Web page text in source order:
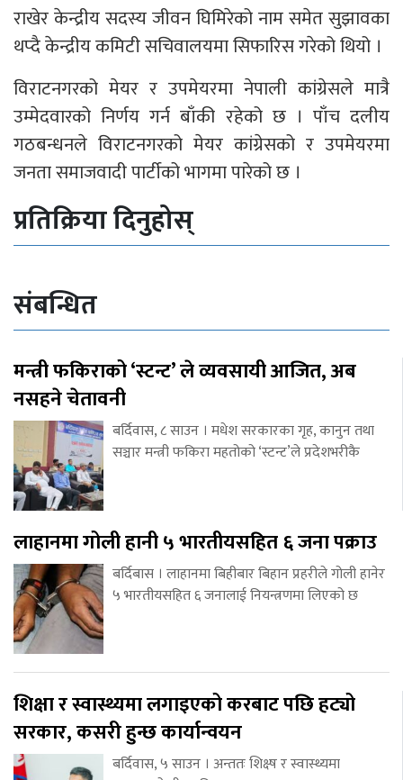
राखेर केन्द्रीय सदस्य जीवन घिमिरेको नाम समेत सुझावका
थप्दै केन्द्रीय कमिटी सचिवालयमा सिफारिस गरेको थियो ।
विराटनगरको मेयर र उपमेयरमा नेपाली कांग्रेसले मात्रै
उम्मेदवारको निर्णय गर्न बाँकी रहेको छ । पाँच दलीय
गठबन्धनले विराटनगरको मेयर कांग्रेसको र उपमेयरमा
जनता समाजवादी पार्टीको भागमा पारेको छ ।
प्रतिक्रिया दिनुहोस्
संबन्धित
मन्त्री फकिराको ‘स्टन्ट’ ले व्यवसायी आजित, अब
नसहने चेतावनी
बर्दिवास, ८ साउन । मधेश सरकारका गृह, कानुन तथा
सञ्चार मन्त्री फकिरा महतोको ‘स्टन्ट’ले प्रदेशभरीकै
लाहानमा गोली हानी ५ भारतीयसहित ६ जना पक्राउ
बर्दिबास । लाहानमा बिहीबार बिहान प्रहरीले गोली हानेर
५ भारतीयसहित ६ जनालाई नियन्त्रणमा लिएको छ
शिक्षा र स्वास्थ्यमा लगाइएको करबाट पछि हट्यो
सरकार, कसरी हुन्छ कार्यान्वयन
बर्दिवास, ५ साउन । अन्ततः शिक्ष्ष र स्वास्थ्यमा